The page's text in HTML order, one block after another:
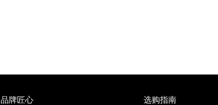
品牌匠心 选购指南